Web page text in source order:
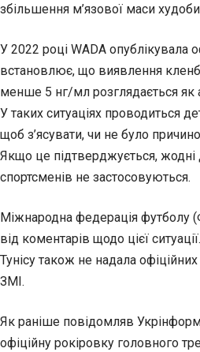
збільшення м’язової маси
У 2022 році WADA опублікувала
встановлює, що виявлення
менше 5 нг/мл розглядається як
У таких ситуаціях проводиться
щоб з’ясувати, чи не було
Якщо це підтверджується, жодні
спортсменів не застосовуються.
Міжнародна федерація футболу
від коментарів щодо цієї
Тунісу також не надала
ЗМІ.
Як раніше повідомляв Укрінформ,
офіційну рокіровку головного